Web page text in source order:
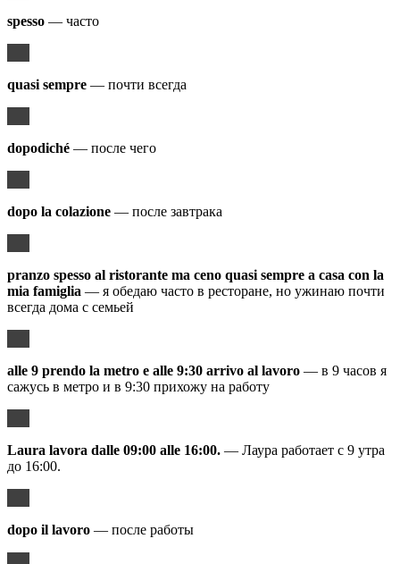
spesso — часто
quasi sempre — почти всегда
dopodiché — после чего
dopo la colazione — после завтрака
pranzo spesso al ristorante ma ceno quasi sempre a casa con la
mia famiglia — я обедаю часто в ресторане, но ужинаю почти
всегда дома с семьей
alle 9 prendo la metro e alle 9:30 arrivo al lavoro — в 9 часов я
сажусь в метро и в 9:30 прихожу на работу
Laura lavora dalle 09:00 alle 16:00. — Лаура работает с 9 утра
до 16:00.
dopo il lavoro — после работы